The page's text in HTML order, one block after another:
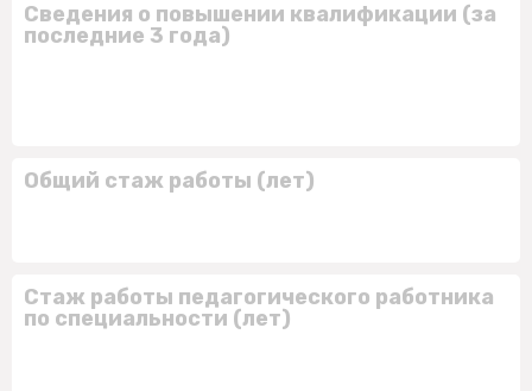
Сведения о повышении квалификации (за
последние 3 года)
Общий стаж работы (лет)
Стаж работы педагогического работника
по специальности (лет)